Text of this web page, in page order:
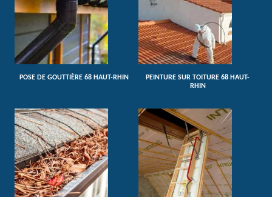
POSE DE GOUTTIÈRE 68 HAUT-RHIN
PEINTURE SUR TOITURE 68 HAUT-
RHIN